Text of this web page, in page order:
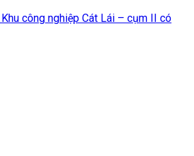
công nghiệp Cát Lái – cụm II có